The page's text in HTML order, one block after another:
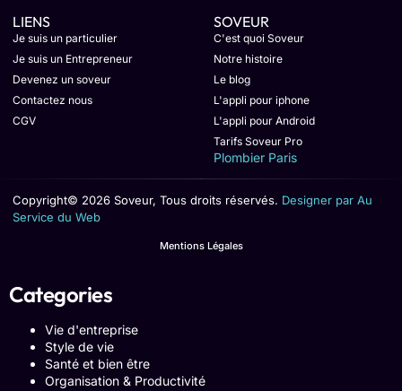
LIENS
Je suis un particulier
Je suis un Entrepreneur
Devenez un soveur
Contactez nous
CGV
SOVEUR
C'est quoi Soveur
Notre histoire
Le blog
L'appli pour iphone
L'appli pour Android
Tarifs Soveur Pro
Plombier Paris
Copyright© 2026 Soveur, Tous droits réservés. Designer par Au
Service du Web
Mentions Légales
Categories
Vie d'entreprise
Style de vie
Santé et bien être
Organisation & Productivité